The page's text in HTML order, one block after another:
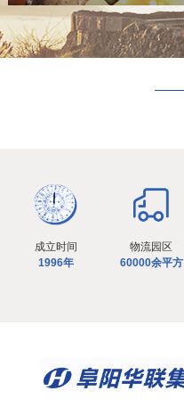
成立时间
1996年
物流园区
60000余平方